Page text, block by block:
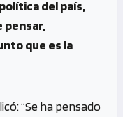
del país,
pensar,
que es la
“Se ha pensado